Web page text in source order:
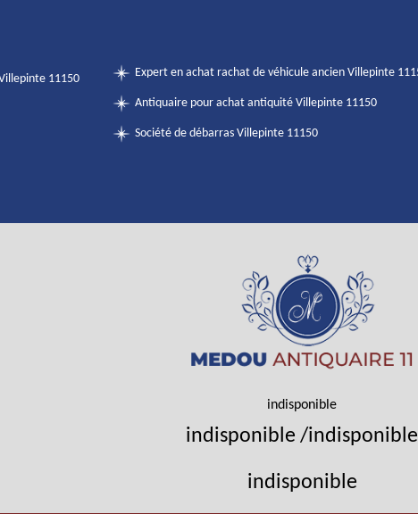
11150 Expert en achat rachat de véhicule ancien Villepinte
Antiquaire pour achat antiquité Villepinte 11150
Société de débarras Villepinte 11150
indisponible
indisponible /indisponible
indisponible